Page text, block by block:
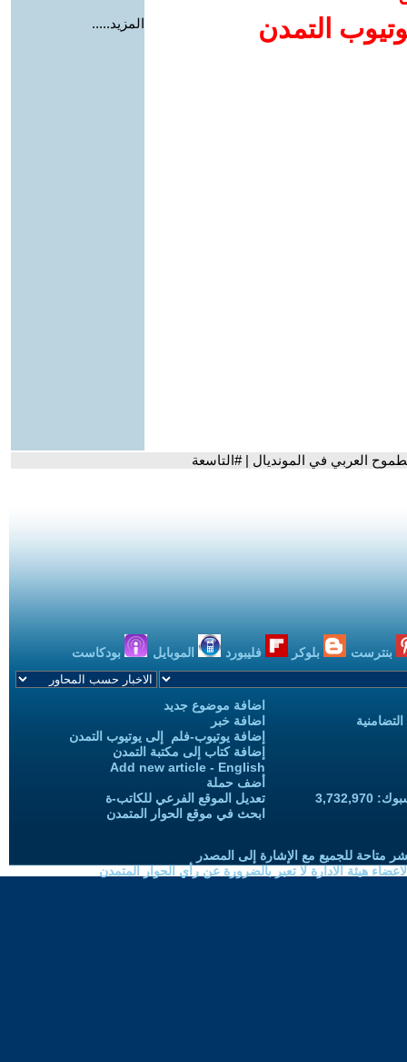
التمدن
المزيد.....
العربي في المونديال | #التاسعة
بنترست بلوكر فليبورد الموبايل بودكاست
اضافة موضوع جديد
اضافة خبر
إضافة يوتيوب-فلم إلى يوتيوب التمدن
إضافة كتاب إلى مكتبة التمدن
Add new article - English
أضف حملة
تعديل الموقع الفرعي للكاتب-ة
ابحث في موقع الحوار المتمدن
متاحة للجميع مع الإشارة إلى المصدر
هيئة الادارة لا تعبر بالضرورة عن رأي الحوار المتمدن